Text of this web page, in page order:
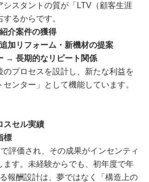
シスタントの質が「LTV（顧客生涯
るからです。
介案件の獲得
加リフォーム・新機材の提案
→ 長期的なリピート関係
のプロセスを設計し、新たな利益を
ンター」として機能しています。
スセル実績
標
評価され、その成果がインセンティ
ます。未経験からでも、初年度で年
報酬設計は、夢ではなく「構造上の